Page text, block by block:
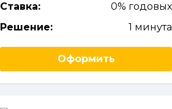
Ставка:
0% годовых
Решение:
1 минута
Оформить